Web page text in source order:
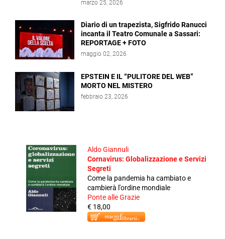
marzo 25, 2026
Diario di un trapezista, Sigfrido Ranucci
incanta il Teatro Comunale a Sassari:
REPORTAGE + FOTO
maggio 02, 2026
EPSTEIN E IL “PULITORE DEL WEB”
MORTO NEL MISTERO
febbraio 23, 2026
Aldo Giannuli
Cornavirus: Globalizzazione e Servizi
Segreti
Come la pandemia ha cambiato e
cambierà l'ordine mondiale
Ponte alle Grazie
€ 18,00